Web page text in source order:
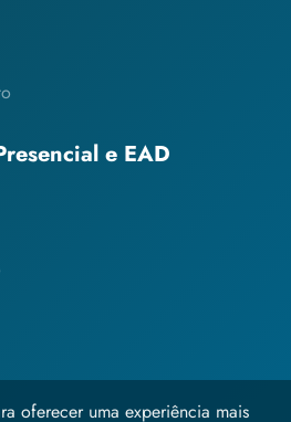
e EAD
oferecer uma experiência mais